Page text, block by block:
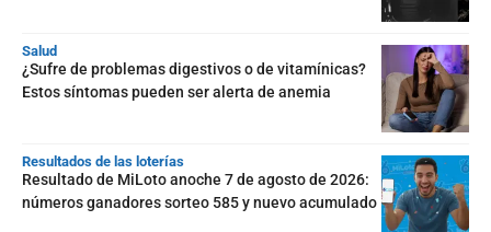
Salud
¿Sufre de problemas digestivos o de vitamínicas?
Estos síntomas pueden ser alerta de anemia
Resultados de las loterías
Resultado de MiLoto anoche 7 de agosto de 2026:
números ganadores sorteo 585 y nuevo acumulado